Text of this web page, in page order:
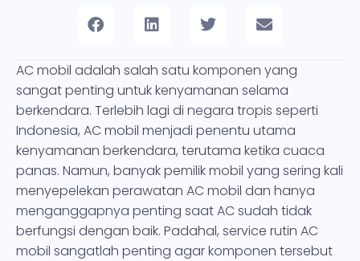
AC mobil adalah salah satu komponen yang
sangat penting untuk kenyamanan selama
berkendara. Terlebih lagi di negara tropis seperti
Indonesia, AC mobil menjadi penentu utama
kenyamanan berkendara, terutama ketika cuaca
panas. Namun, banyak pemilik mobil yang sering kali
menyepelekan perawatan AC mobil dan hanya
menganggapnya penting saat AC sudah tidak
berfungsi dengan baik. Padahal, service rutin AC
mobil sangatlah penting agar komponen tersebut